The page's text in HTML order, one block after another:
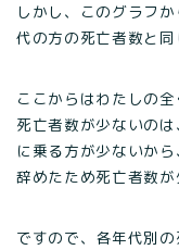
しかし、このグラフ
代の方の死亡者数と同
ここからはわたしの
死亡者数が少ないの
に乗る方が少ないか
辞めたため死亡者数が
ですので、各年代別